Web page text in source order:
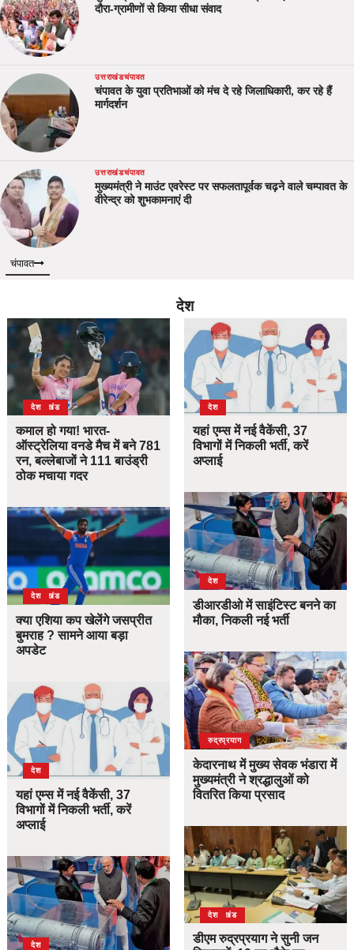
दौरा-ग्रामीणों से किया सीधा संवाद
उत्तराखंडचंपावत
चंपावत के युवा प्रतिभाओं को मंच दे रहे जिलाधिकारी, कर रहे हैं
मार्गदर्शन
उत्तराखंडचंपावत
मुख्यमंत्री ने माउंट एवरेस्ट पर सफलतापूर्वक चढ़ने वाले चम्पावत के
वीरेन्द्र को शुभकामनाएं दी
चंपावत
देश
उत्तराखंड
देश
कमाल हो गया! भारत-
ऑस्ट्रेलिया वनडे मैच में बने 781
रन, बल्लेबाजों ने 111 बाउंड्री
ठोक मचाया गदर
उत्तराखंड
देश
क्या एशिया कप खेलेंगे जसप्रीत
बुमराह ? सामने आया बड़ा
अपडेट
देश
यहां एम्स में नई वैकेंसी, 37
विभागों में निकली भर्ती, करें
अप्लाई
देश
देश
यहां एम्स में नई वैकेंसी, 37
विभागों में निकली भर्ती, करें
अप्लाई
देश
डीआरडीओ में साइंटिस्ट बनने का
मौका, निकली नई भर्ती
उत्तराखंड
देश
रुद्रप्रयाग
केदारनाथ में मुख्य सेवक भंडारा में
मुख्यमंत्री ने श्रद्धालुओं को
वितरित किया प्रसाद
उत्तराखंड
देश
डीएम रुद्रप्रयाग ने सुनी जन